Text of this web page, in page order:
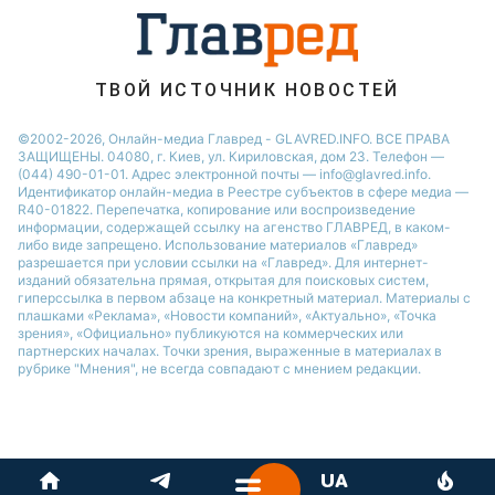
ТВОЙ ИСТОЧНИК НОВОСТЕЙ
©2002-2026, Онлайн-медиа Главред - GLAVRED.INFO. ВСЕ ПРАВА
ЗАЩИЩЕНЫ. 04080, г. Киев, ул. Кириловская, дом 23. Телефон —
(044) 490-01-01. Адрес электронной почты — info@glavred.info.
Идентификатор онлайн-медиа в Реестре cубъектов в сфере медиа —
R40-01822. Перепечатка, копирование или воспроизведение
информации, содержащей ссылку на агенство ГЛАВРЕД, в каком-
либо виде запрещено. Использование материалов «Главред»
разрешается при условии ссылки на «Главред». Для интернет-
изданий обязательна прямая, открытая для поисковых систем,
гиперссылка в первом абзаце на конкретный материал. Материалы с
плашками «Реклама», «Новости компаний», «Актуально», «Точка
зрения», «Официально» публикуются на коммерческих или
партнерских началах. Точки зрения, выраженные в материалах в
рубрике "Мнения", не всегда совпадают с мнением редакции.